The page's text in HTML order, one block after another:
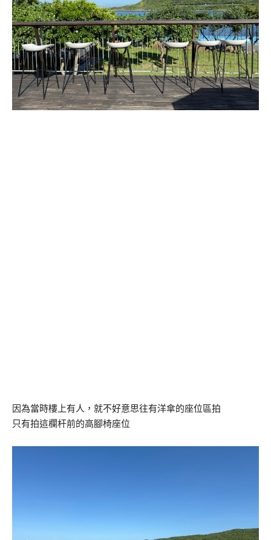
因為當時樓上有人，就不好意思往有洋傘的座位區拍
只有拍這欄杆前的高腳椅座位